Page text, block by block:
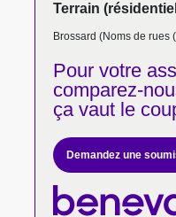
Terrain
Brossard (Noms de rues
Pour votre
comparez-
ça vaut le
Demandez une